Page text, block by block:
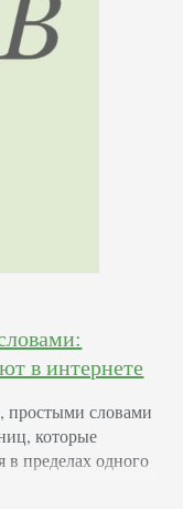
в интернете
простыми словами
которые
в пределах одного